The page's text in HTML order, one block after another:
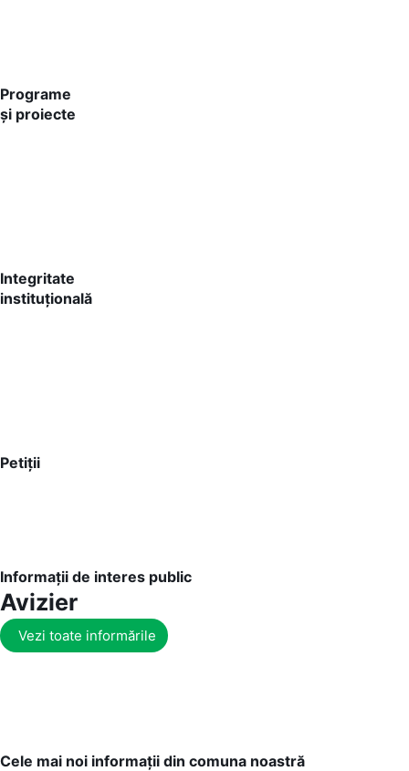
Programe
și proiecte
Integritate
instituțională
Petiții
Informații de interes public
Avizier
Vezi toate informările
Cele mai noi informații din comuna noastră